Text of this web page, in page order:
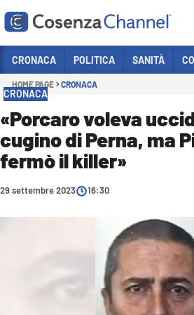
Sezioni
POLITICA
COSENZA CALCIO
ECONOMIA E LAVORO
CRONACA POLITICA SANITÀ
HOME PAGE CRONACA
CRONACA
«Porcaro voleva
cugino di Perna, ma
fermò il killer»
29 settembre 2023 16:30